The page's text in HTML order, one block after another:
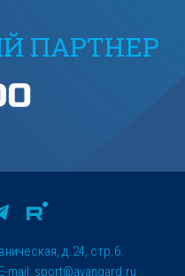
ПАРТНЕР
д.24, стр.6.
mail: sport@avangard.ru